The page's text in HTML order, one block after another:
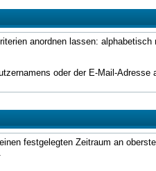
anordnen lassen:
oder der E-Mail-Adresse
festgelegten Zeitraum an